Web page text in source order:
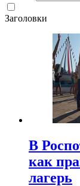
Заголовки
В
как
лагерь